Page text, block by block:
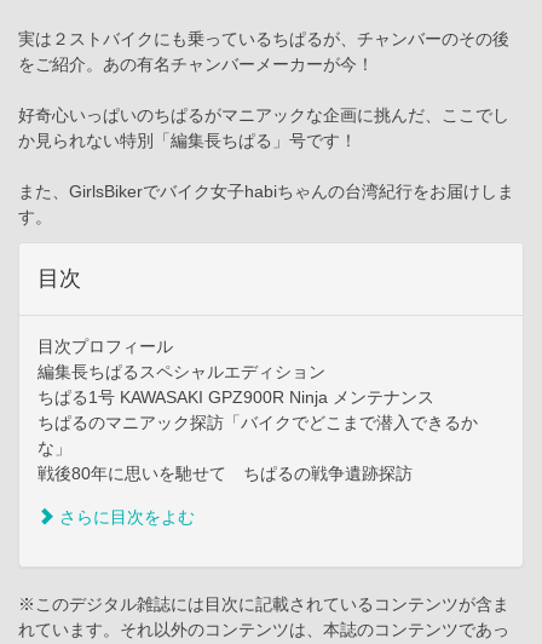
実は２ストバイクにも乗っているちぱるが、チャンバーのその後
をご紹介。あの有名チャンバーメーカーが今！
好奇心いっぱいのちぱるがマニアックな企画に挑んだ、ここでし
か見られない特別「編集長ちぱる」号です！
また、GirlsBikerでバイク女子habiちゃんの台湾紀行をお届けしま
す。
目次
目次プロフィール
編集長ちぱるスペシャルエディション
ちぱる1号 KAWASAKI GPZ900R Ninja メンテナンス
ちぱるのマニアック探訪「バイクでどこまで潜入できるか
な」
戦後80年に思いを馳せて ちぱるの戦争遺跡探訪
さらに目次をよむ
※このデジタル雑誌には目次に記載されているコンテンツが含ま
れています。それ以外のコンテンツは、本誌のコンテンツであっ